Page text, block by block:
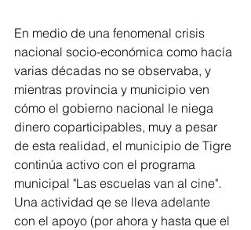
En medio de una fenomenal crisis
nacional socio-económica como hacía
varias décadas no se observaba, y
mientras provincia y municipio ven
cómo el gobierno nacional le niega
dinero coparticipables, muy a pesar
de esta realidad, el municipio de Tigre
continúa activo con el programa
municipal "Las escuelas van al cine".
Una actividad qe se lleva adelante
con el apoyo (por ahora y hasta que el